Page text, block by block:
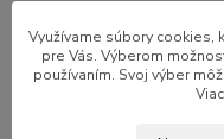
Písacie a pc stoly
REA OFFICE , REA PLAY
Využívame súbory cookies,
pre Vás. Výberom
používaním. Svoj výber